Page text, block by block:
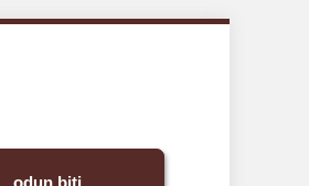
odun biti